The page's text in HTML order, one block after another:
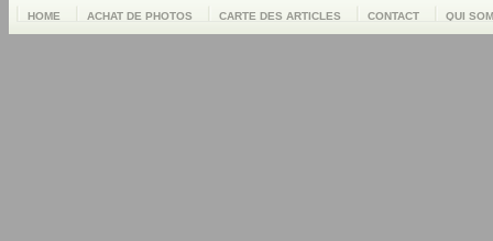
HOME ACHAT DE PHOTOS CARTE DES ARTICLES CONTACT QUI